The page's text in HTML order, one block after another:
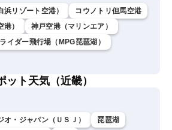
リゾート空港）
コウノトリ但馬空港
）
神戸空港（マリンエア）
イダー飛行場（MPG琵琶湖）
ト天気（近畿）
・ジャパン（ＵＳＪ）
琵琶湖